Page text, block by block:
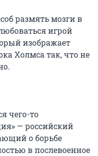
размять мозги в
игрой
изображает
Холмса так, что не
чего-то
— российский
о борьбе
в послевоенное